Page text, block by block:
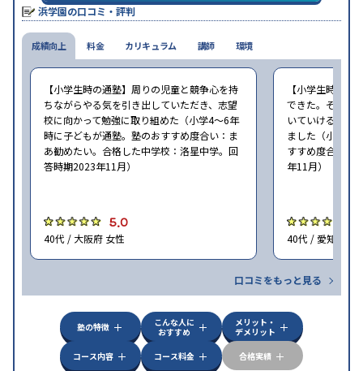
浜学園の口コミ・評判
成績向上
【小学生時の通塾】周りの児童と競争心を持
ちながらやる気を引き出していただき、志望
校に向かって勉強に取り組めた（小学4〜6年
時に子どもが通塾。塾のおすすめ度合い：ま
あ勧めたい。合格した中学校：洛星中学。回
答時期2023年11月）
5.0
40代 / 大阪府 女性
【小学生時の通
できた。そして
いていける学力
ました（小学4
すすめ度合い：
年11月）
40代 / 愛知県 女
口コミをもっと見る
料金 カリキュラム 講師 環境
塾の特徴
こんな人に
おすすめ
メリット・
デメリット
コース内容
コース料金 合格実績